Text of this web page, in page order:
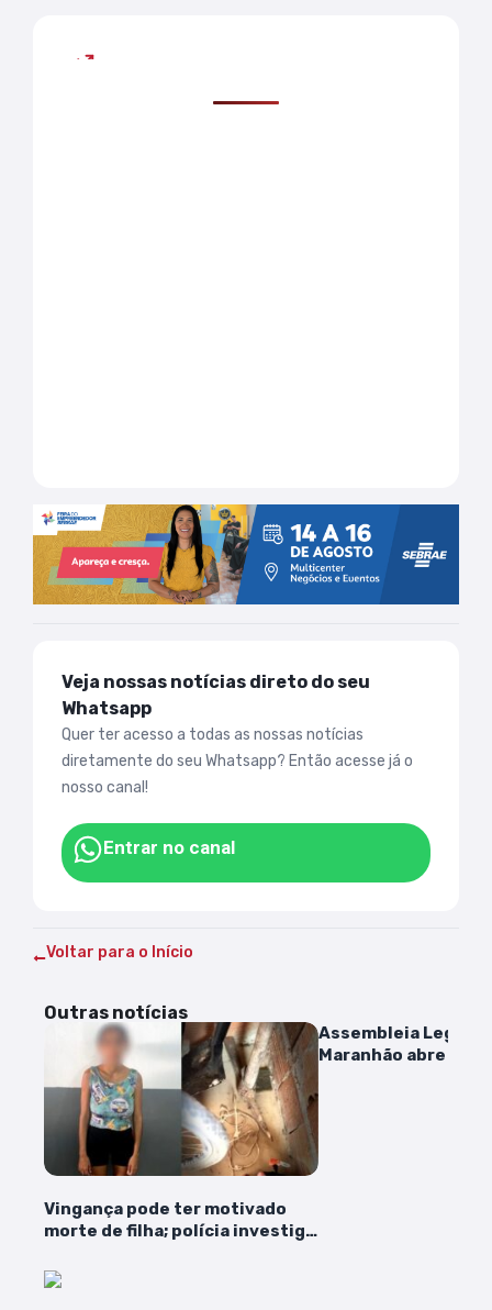
Veja nossas notícias direto do seu
Whatsapp
Quer ter acesso a todas as nossas notícias
diretamente do seu Whatsapp? Então acesse já o
nosso canal!
Entrar no canal
Voltar para o Início
Outras notícias
Vingança pode ter motivado
morte de filha; polícia investiga
Assembleia
Maranhão abre